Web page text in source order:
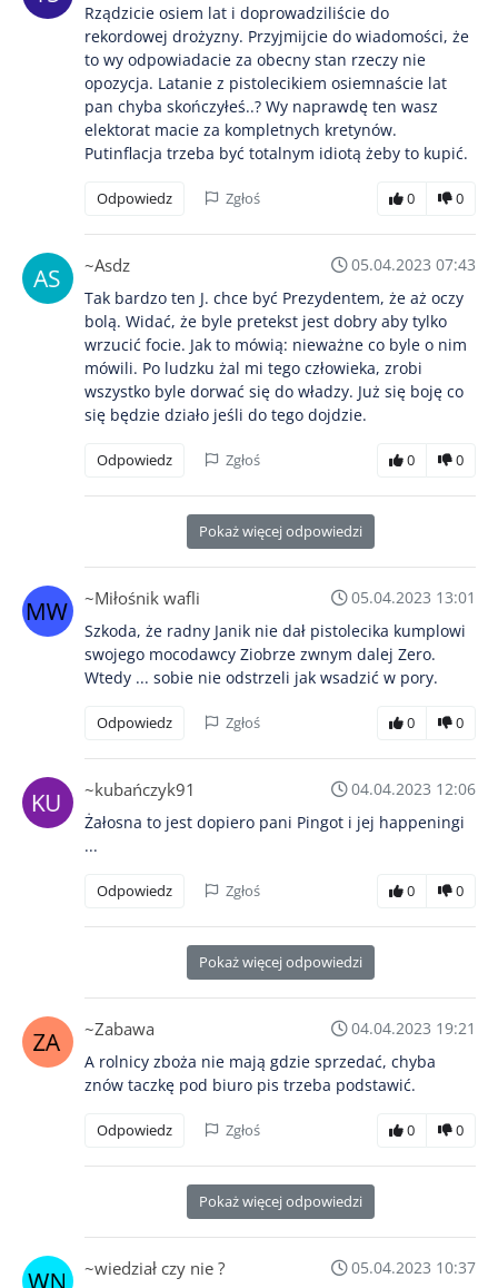
Rządzicie osiem lat i doprowadziliście do
rekordowej drożyzny. Przyjmijcie do wiadomości, że
to wy odpowiadacie za obecny stan rzeczy nie
opozycja. Latanie z pistolecikiem osiemnaście lat
pan chyba skończyłeś..? Wy naprawdę ten wasz
elektorat macie za kompletnych kretynów.
Putinflacja trzeba być totalnym idiotą żeby to kupić.
Odpowiedz Zgłoś 0 0
~Asdz
05.04.2023 07:43
Tak bardzo ten J. chce być Prezydentem, że aż oczy
bolą. Widać, że byle pretekst jest dobry aby tylko
wrzucić focie. Jak to mówią: nieważne co byle o nim
mówili. Po ludzku żal mi tego człowieka, zrobi
wszystko byle dorwać się do władzy. Już się boję co
się będzie działo jeśli do tego dojdzie.
Odpowiedz Zgłoś 0 0
Pokaż więcej odpowiedzi
~Miłośnik wafli
05.04.2023 13:01
Szkoda, że radny Janik nie dał pistolecika kumplowi
swojego mocodawcy Ziobrze zwnym dalej Zero.
Wtedy ... sobie nie odstrzeli jak wsadzić w pory.
Odpowiedz Zgłoś 0 0
~kubańczyk91
04.04.2023 12:06
Żałosna to jest dopiero pani Pingot i jej happeningi
...
Odpowiedz Zgłoś 0 0
Pokaż więcej odpowiedzi
~Zabawa
04.04.2023 19:21
A rolnicy zboża nie mają gdzie sprzedać, chyba
znów taczkę pod biuro pis trzeba podstawić.
Odpowiedz Zgłoś 0 0
Pokaż więcej odpowiedzi
~wiedział czy nie ?
05.04.2023 10:37